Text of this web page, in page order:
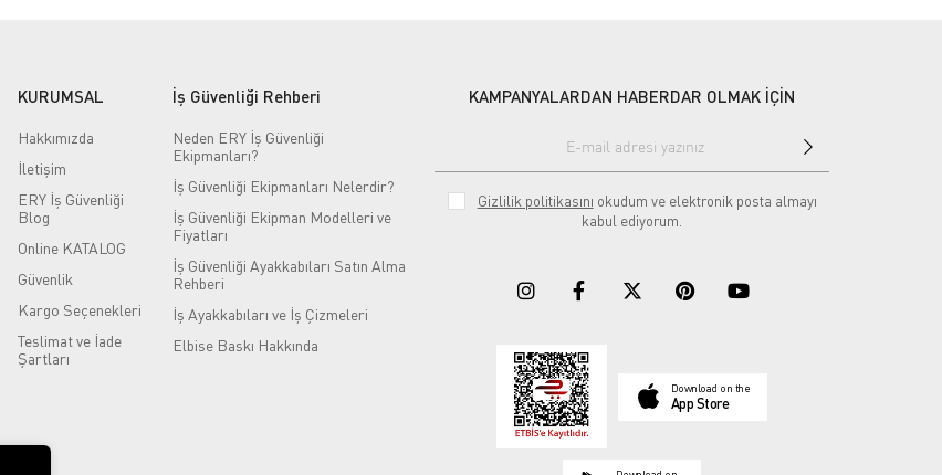
KURUMSAL
Hakkımızda
İletişim
ERY İş Güvenliği
Blog
Online KATALOG
Güvenlik
Kargo Seçenekleri
Teslimat ve İade
Şartları
İş Güvenliği Rehberi
Neden ERY İş Güvenliği
Ekipmanları?
İş Güvenliği Ekipmanları Nelerdir?
İş Güvenliği Ekipman Modelleri ve
Fiyatları
İş Güvenliği Ayakkabıları Satın Alma
Rehberi
İş Ayakkabıları ve İş Çizmeleri
Elbise Baskı Hakkında
KAMPANYALARDAN HABERDAR OLMAK İÇİN
Gizlilik politikasını okudum ve elektronik posta almayı
kabul ediyorum.
Download on the
App Store